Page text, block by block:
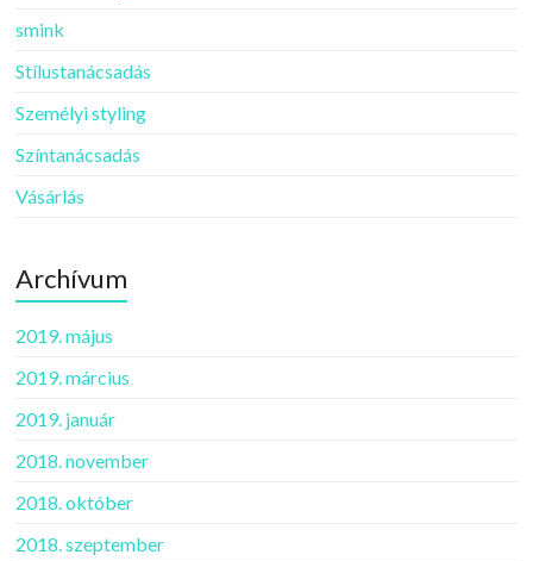
smink
Stílustanácsadás
Személyi styling
Színtanácsadás
Vásárlás
Archívum
2019. május
2019. március
2019. január
2018. november
2018. október
2018. szeptember